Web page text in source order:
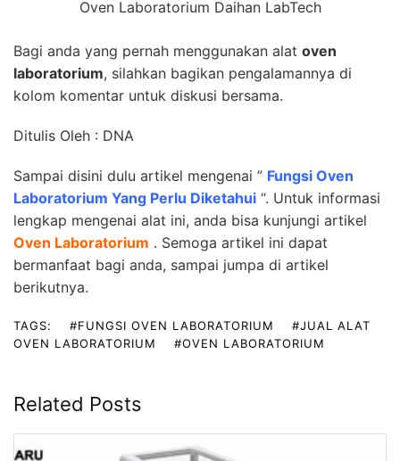
Oven Laboratorium Daihan LabTech
Bagi anda yang pernah menggunakan alat oven
laboratorium, silahkan bagikan pengalamannya di
kolom komentar untuk diskusi bersama.
Ditulis Oleh : DNA
Sampai disini dulu artikel mengenai ” Fungsi Oven
Laboratorium Yang Perlu Diketahui “. Untuk informasi
lengkap mengenai alat ini, anda bisa kunjungi artikel
Oven Laboratorium . Semoga artikel ini dapat
bermanfaat bagi anda, sampai jumpa di artikel
berikutnya.
TAGS: #FUNGSI OVEN LABORATORIUM
#JUAL ALAT
OVEN LABORATORIUM
#OVEN LABORATORIUM
Related Posts